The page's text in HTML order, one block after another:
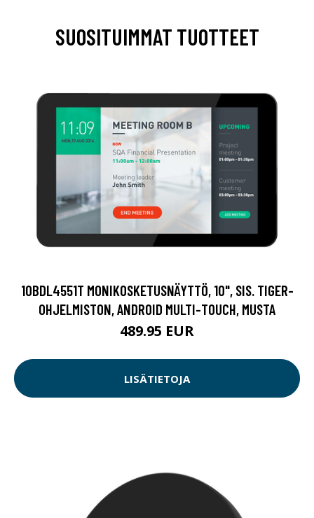
SUOSITUIMMAT TUOTTEET
10BDL4551T MONIKOSKETUSNÄYTTÖ, 10", SIS. TIGER-
OHJELMISTON, ANDROID MULTI-TOUCH, MUSTA
489.95 EUR
LISÄTIETOJA